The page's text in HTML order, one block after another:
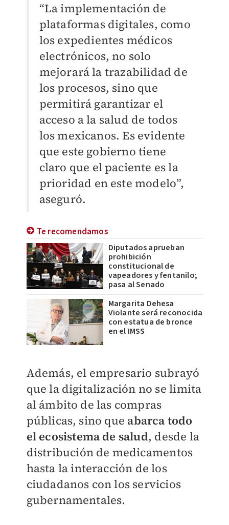
“La implementación de
plataformas digitales, como
los expedientes médicos
electrónicos, no solo
mejorará la trazabilidad de
los procesos, sino que
permitirá garantizar el
acceso a la salud de todos
los mexicanos. Es evidente
que este gobierno tiene
claro que el paciente es la
prioridad en este modelo”,
aseguró.
Te recomendamos
Diputados aprueban
prohibición
constitucional de
vapeadores y fentanilo;
pasa al Senado
Margarita Dehesa
Violante será reconocida
con estatua de bronce
en el IMSS
Además, el empresario subrayó
que la digitalización no se limita
al ámbito de las compras
públicas, sino que abarca todo
el ecosistema de salud, desde la
distribución de medicamentos
hasta la interacción de los
ciudadanos con los servicios
gubernamentales.